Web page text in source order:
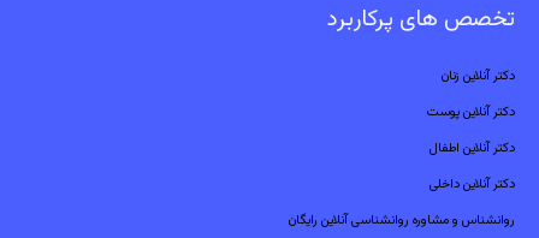
تخصص های پرکاربرد
دکتر آنلاین زنان
دکتر آنلاین پوست
دکتر آنلاین اطفال
دکتر آنلاین داخلی
روانشناس و مشاوره روانشناسی آنلاین رایگان